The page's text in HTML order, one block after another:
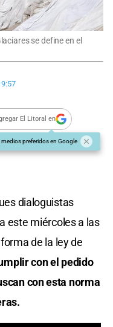
se define en el
El Litoral en
medios preferidos en Google
dialoguistas
este miércoles a las
de la ley de
con el pedido
con esta norma